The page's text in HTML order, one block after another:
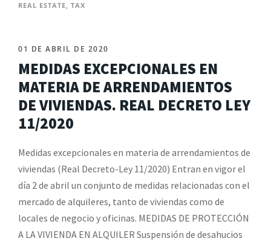
REAL ESTATE, TAX
01 DE ABRIL DE 2020
MEDIDAS EXCEPCIONALES EN
MATERIA DE ARRENDAMIENTOS
DE VIVIENDAS. REAL DECRETO LEY
11/2020
Medidas excepcionales en materia de arrendamientos de
viviendas (Real Decreto-Ley 11/2020) Entran en vigor el
día 2 de abril un conjunto de medidas relacionadas con el
mercado de alquileres, tanto de viviendas como de
locales de negocio y oficinas. MEDIDAS DE PROTECCIÓN
A LA VIVIENDA EN ALQUILER Suspensión de desahucios